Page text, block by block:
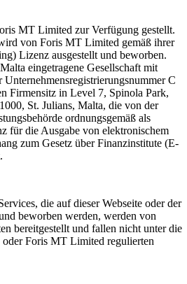
MT Limited zur Verfügung gestellt.
von Foris MT Limited gemäß ihrer
Lizenz ausgestellt und beworben.
eingetragene Gesellschaft mit
C
Firmensitz in Level 7, Spinola Park,
St. Julians, Malta, die von der
ordnungsgemäß als
für die Ausgabe von elektronischem
zum Gesetz über Finanzinstitute (E-
die auf dieser Webseite oder der
beworben werden, werden von
bereitgestellt und fallen nicht unter die
Foris MT Limited regulierten